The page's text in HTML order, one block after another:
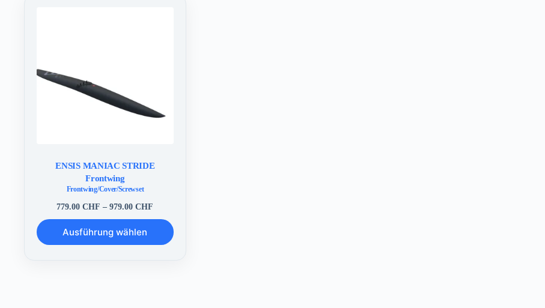
ENSIS MANIAC STRIDE
Frontwing
Frontwing/Cover/Screwset
779.00CHF –979.00CHF
979.00 CHF
Ausführung wählen
Dieses
Produkt
weist